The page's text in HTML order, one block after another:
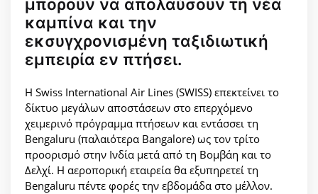
μπορούν να απολαύσουν τη νέα
καμπίνα και την
εκσυγχρονισμένη ταξιδιωτική
εμπειρία εν πτήσει.
Η Swiss International Air Lines (SWISS) επεκτείνει το
δίκτυο μεγάλων αποστάσεων στο επερχόμενο
χειμερινό πρόγραμμα πτήσεων και εντάσσει τη
Bengaluru (παλαιότερα Bangalore) ως τον τρίτο
προορισμό στην Ινδία μετά από τη Βομβάη και το
Δελχί. Η αεροπορική εταιρεία θα εξυπηρετεί τη
Bengaluru πέντε φορές την εβδομάδα στο μέλλον.